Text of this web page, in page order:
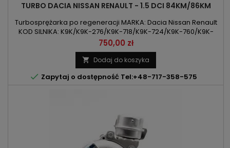
TURBO DACIA NISSAN RENAULT - 1.5 DCI 84KM/86KM
Turbosprężarka po regeneracji MARKA: Dacia Nissan Renault
KOD SILNIKA: K9K/K9K-276/K9K-718/K9K-724/K9K-760/K9K-
766/K9K-766/K9K-796/K9K-800/K9K-802/K9K-830
POJEMNOŚĆ: 1461ccm 1.5DCI MOC: 62kW/84KM / 63kW/86KM
ROK PRODUKCJI: Od 2004r
Cena
750,00 zł
 Dodaj do koszyka
 Zapytaj o dostępność Tel:+48-717-358-575